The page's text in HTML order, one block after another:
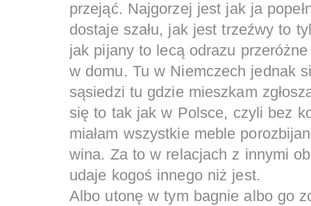
przejąć. Najgorzej jest jak ja
dostaje szału, jak jest trzeźwy to
jak pijany to lecą odrazu
w domu. Tu w Niemczech jednak
sąsiedzi tu gdzie mieszkam
się to tak jak w Polsce, czyli bez
miałam wszystkie meble
wina. Za to w relacjach z innymi
udaje kogoś innego niż jest.
Albo utonę w tym bagnie albo go